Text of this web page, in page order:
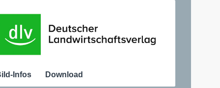
Infos Download